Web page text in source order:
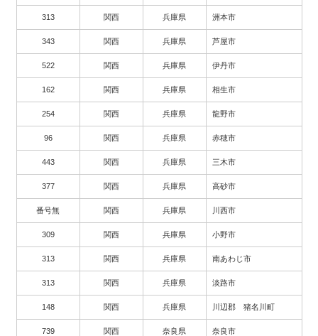
313 関西 兵庫県 洲本市
343 関西 兵庫県 芦屋市
522 関西 兵庫県 伊丹市
162 関西 兵庫県 相生市
254 関西 兵庫県 龍野市
96 関西 兵庫県 赤穂市
443 関西 兵庫県 三木市
377 関西 兵庫県 高砂市
番号無 関西 兵庫県 川西市
309 関西 兵庫県 小野市
313 関西 兵庫県 南あわじ市
313 関西 兵庫県 淡路市
148 関西 兵庫県 川辺郡 猪名川町
739 関西 奈良県 奈良市